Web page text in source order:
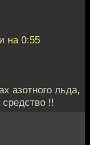
на 0:55
азотного льда,
!!